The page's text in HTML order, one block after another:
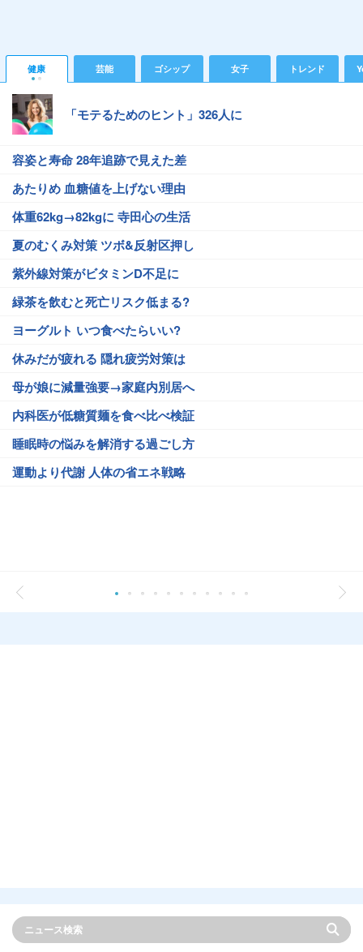
健康 芸能 ゴシップ 女子 トレンド
「モテるためのヒント」326人に
容姿と寿命 28年追跡で見えた差
あたりめ 血糖値を上げない理由
体重62kg→82kgに 寺田心の生活
夏のむくみ対策 ツボ&反射区押し
紫外線対策がビタミンD不足に
緑茶を飲むと死亡リスク低まる?
ヨーグルト いつ食べたらいい?
休みだが疲れる 隠れ疲労対策は
母が娘に減量強要→家庭内別居へ
内科医が低糖質麺を食べ比べ検証
睡眠時の悩みを解消する過ごし方
運動より代謝 人体の省エネ戦略